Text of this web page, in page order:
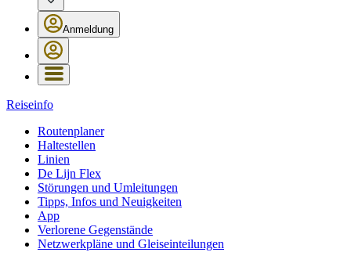
Anmeldung
Reiseinfo
Routenplaner
Haltestellen
Linien
De Lijn Flex
Störungen und Umleitungen
Tipps, Infos und Neuigkeiten
App
Verlorene Gegenstände
Netzwerkpläne und Gleiseinteilungen